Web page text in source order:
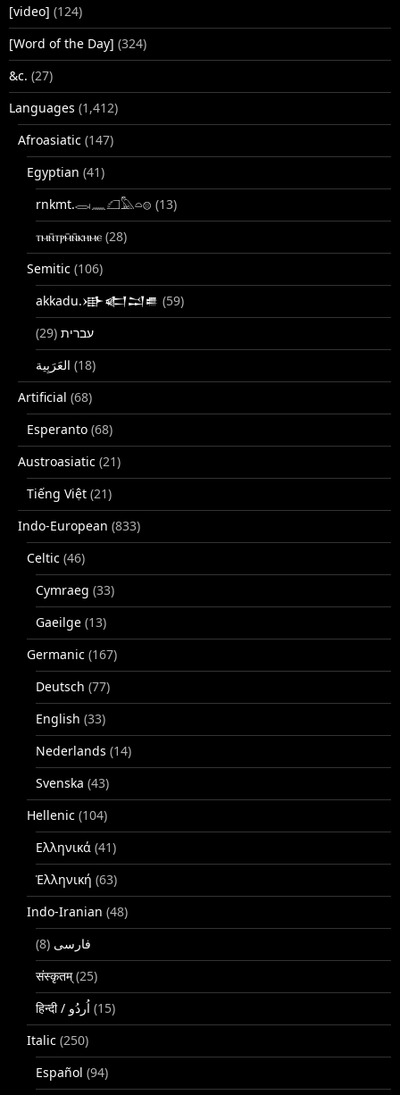
[video] (124)
[Word of the Day] (324)
&c. (27)
Languages (1,412)
Afroasiatic (147)
Egyptian (41)
rnkmt.𓂋𓏺𓈖𓆎𓅓𓏏𓊖 (13)
ⲧⲙⲛ̄ⲧⲣⲙ̄ⲛ̄ⲕⲏⲙⲉ (28)
Semitic (106)
akkadu.𒀝𒅗𒁺𒌑 (59)
עברית (29)
(18)
Artificial (68)
Esperanto (68)
Austroasiatic (21)
Tiếng Việt (21)
Indo-European (833)
Celtic (46)
Cymraeg (33)
Gaeilge (13)
Germanic (167)
Deutsch (77)
English (33)
Nederlands (14)
Svenska (43)
Hellenic (104)
Ελληνικά (41)
Ἑλληνική (63)
Indo-Iranian (48)
فارسی (8)
संस्कृतम्(25)
(15)
Italic (250)
Español (94)